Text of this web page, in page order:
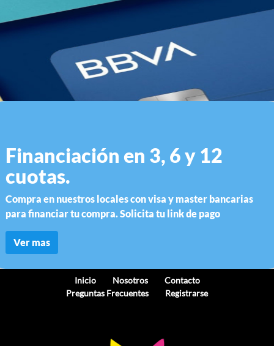
Financiación en 3, 6 y 12
cuotas.
Compra en nuestros locales con visa y master bancarias
para financiar tu compra. Solicita tu link de pago
Ver mas
Inicio Nosotros
Contacto
Preguntas Frecuentes
Registrarse